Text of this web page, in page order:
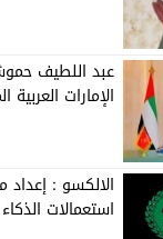
عبد اللطيف
الإمارات العربية
الالكسو : إعداد
استعمالات